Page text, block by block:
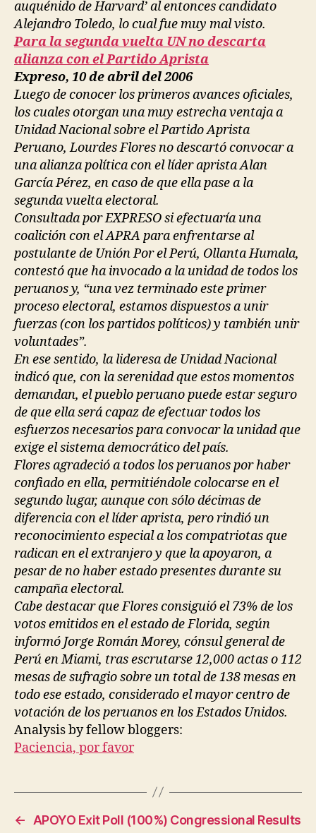
auquénido de Harvard’ al entonces candidato
Alejandro Toledo, lo cual fue muy mal visto.
Para la segunda vuelta UN no descarta
alianza con el Partido Aprista
Expreso, 10 de abril del 2006
Luego de conocer los primeros avances oficiales,
los cuales otorgan una muy estrecha ventaja a
Unidad Nacional sobre el Partido Aprista
Peruano, Lourdes Flores no descartó convocar a
una alianza política con el líder aprista Alan
García Pérez, en caso de que ella pase a la
segunda vuelta electoral.
Consultada por EXPRESO si efectuaría una
coalición con el APRA para enfrentarse al
postulante de Unión Por el Perú, Ollanta Humala,
contestó que ha invocado a la unidad de todos los
peruanos y, “una vez terminado este primer
proceso electoral, estamos dispuestos a unir
fuerzas (con los partidos políticos) y también unir
voluntades”.
En ese sentido, la lideresa de Unidad Nacional
indicó que, con la serenidad que estos momentos
demandan, el pueblo peruano puede estar seguro
de que ella será capaz de efectuar todos los
esfuerzos necesarios para convocar la unidad que
exige el sistema democrático del país.
Flores agradeció a todos los peruanos por haber
confiado en ella, permitiéndole colocarse en el
segundo lugar, aunque con sólo décimas de
diferencia con el líder aprista, pero rindió un
reconocimiento especial a los compatriotas que
radican en el extranjero y que la apoyaron, a
pesar de no haber estado presentes durante su
campaña electoral.
Cabe destacar que Flores consiguió el 73% de los
votos emitidos en el estado de Florida, según
informó Jorge Román Morey, cónsul general de
Perú en Miami, tras escrutarse 12,000 actas o 112
mesas de sufragio sobre un total de 138 mesas en
todo ese estado, considerado el mayor centro de
votación de los peruanos en los Estados Unidos.
Analysis by fellow bloggers:
Paciencia, por favor
←
APOYO Exit Poll (100%) Congressional Results